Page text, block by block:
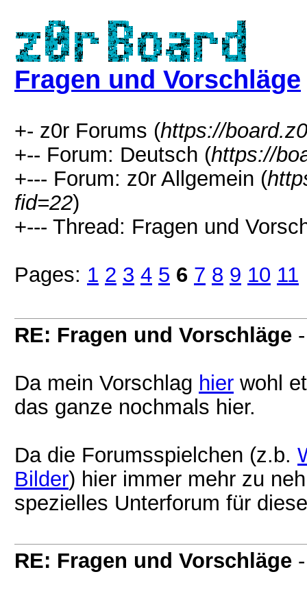
Fragen und Vorschläge
+- z0r Forums (https://
+-- Forum: Deutsch (https://
+--- Forum: z0r Allgemein (
fid=22)
+--- Thread: Fragen und
Pages: 1 2 3 4 5 6 7 8 9 10 11
RE: Fragen und Vorschläge
Da mein Vorschlag hier wohl
das ganze nochmals hier.
Da die Forumsspielchen (z.b.
Bilder) hier immer mehr zu
spezielles Unterforum für
RE: Fragen und Vorschläge